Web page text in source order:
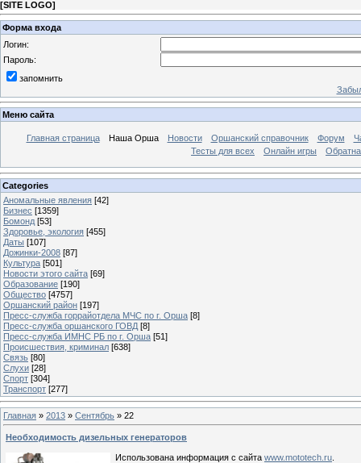
[SITE LOGO]
Форма входа
Логин:
Пароль:
запомнить
Меню сайта
Главная страница Наша Орша Новости Оршанский справочник Форум
Тесты для всех
Онлайн игры
Categories
Аномальные явления [42]
Бизнес [1359]
Бомонд [53]
Здоровье, экология [455]
Даты [107]
Дожинки-2008 [87]
Культура [501]
Новости этого сайта [69]
Образование [190]
Общество [4757]
Оршанский район [197]
Пресс-служба горрайотдела МЧС по г. Орша [8]
Пресс-служба оршанского ГОВД [8]
Пресс-служба ИМНС РБ по г. Орша [51]
Проиcшествия, криминал [638]
Связь [80]
Слухи [28]
Спорт [304]
Транспорт [277]
Главная » 2013 » Сентябрь » 22
Необходимость дизельных генераторов
Использована информация с сайта www.mototech.ru